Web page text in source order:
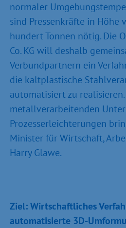
normaler
sind Pressenkräfte in Höhe
hundert Tonnen nötig. Die
Co. KG will deshalb
Verbundpartnern ein
die kaltplastische
automatisiert zu
metallverarbeitenden
Prozesserleichterungen
Minister für Wirtschaft,
Harry Glawe.
Ziel: Wirtschaftliches
automatisierte 3D-